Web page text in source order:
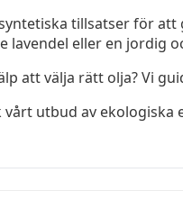
tillsatser för
lavendel eller en jordig
att välja rätt olja? Vi
vårt utbud av ekologiska